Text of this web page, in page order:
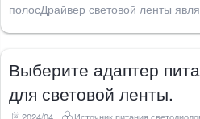
полосДрайвер световой ленты
Выберите адаптер
для световой ленты.